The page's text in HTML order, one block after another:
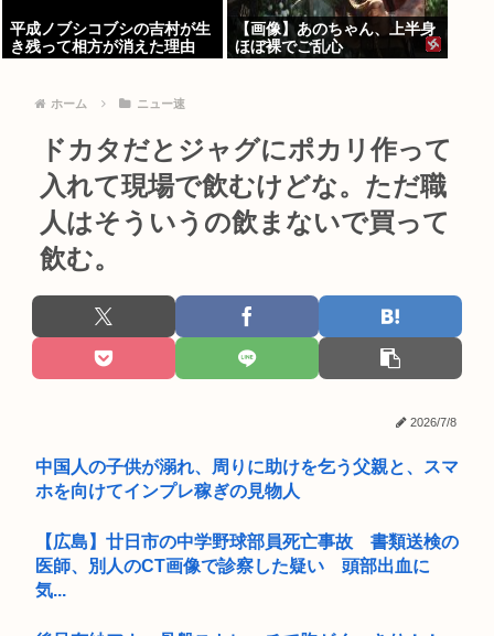
平成ノブシコブシの吉村が生
き残って相方が消えた理由
【画像】あのちゃん、上半身
ほぼ裸でご乱心
ホーム ニュー速
ドカタだとジャグにポカリ作って
入れて現場で飲むけどな。ただ職
人はそういうの飲まないで買って
飲む。
2026/7/8
中国人の子供が溺れ、周りに助けを乞う父親と、スマ
ホを向けてインプレ稼ぎの見物人
【広島】廿日市の中学野球部員死亡事故 書類送検の
医師、別人のCT画像で診察した疑い 頭部出血に
気...